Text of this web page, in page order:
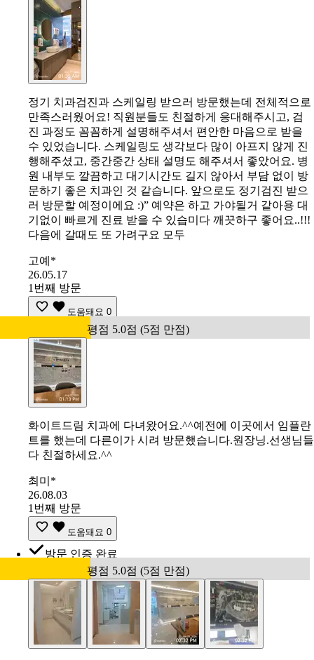
정기 치과검진과 스케일링 받으러 방문했는데 전체적으로
만족스러웠어요! 직원분들도 친절하게 응대해주시고, 검
진 과정도 꼼꼼하게 설명해주셔서 편안한 마음으로 받을
수 있었습니다. 스케일링도 생각보다 많이 아프지 않게 진
행해주셨고, 중간중간 상태 설명도 해주셔서 좋았어요. 병
원 내부도 깔끔하고 대기시간도 길지 않아서 부담 없이 방
문하기 좋은 치과인 것 같습니다. 앞으로도 정기검진 받으
러 방문할 예정이에요 :)” 예약은 하고 가야될거 같아용 대
기없이 빠르게 진료 받을 수 있습미다 깨끗하구 좋어요..!!!
다음에 갈때도 또 가려구요 모두
고예*
26.05.17
1번째 방문
도움돼요 0
평점 5.0점 (5점 만점)
화이트드림 치과에 다녀왔어요.^^예전에 이곳에서 임플란
트를 했는데 다른이가 시려 방문했습니다.원장닝.선생님들
다 친절하세요.^^
최미*
26.08.03
1번째 방문
도움돼요 0
방문 인증 완료
평점 5.0점 (5점 만점)